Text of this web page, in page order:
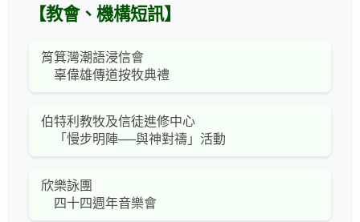
【教會、機構短訊】
筲箕灣潮語浸信會
辜偉雄傳道按牧典禮
伯特利教牧及信徒進修中心
「慢步明陣──與神對禱」活動
欣樂詠團
四十四週年音樂會